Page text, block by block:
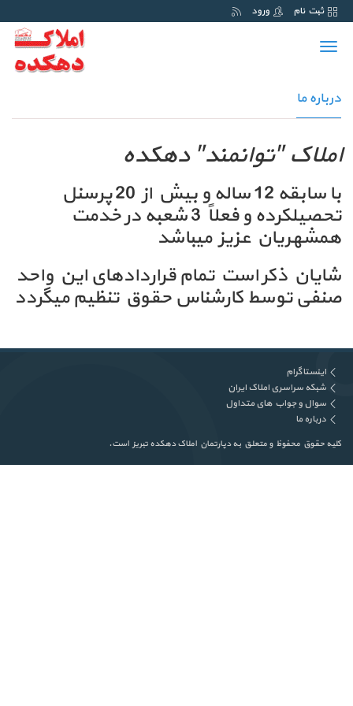
ثبت نام ورود
Toggle
درباره ما
املاک "توانمند" دهکده
با سابقه 12 ساله و بیش از 20 پرسنل
تحصیلکرده و فعلاً 3 شعبه در خدمت
همشهریان عزیز میباشد
شایان ذکر است تمام قراردادهای این واحد
صنفی توسط کارشناس حقوق تنظیم میگردد
اینستاگرام
شبکه سراسری املاک ایران
سوال و جواب های متداول
درباره ما
کلیه حقوق محفوظ و متعلق به دپارتمان املاک دهکده تبریز است.